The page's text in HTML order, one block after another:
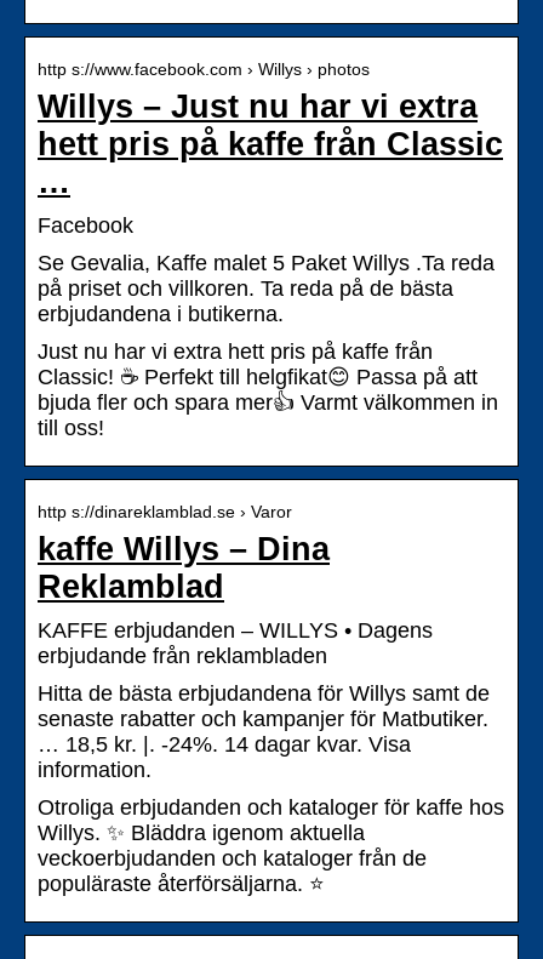
http s://www.facebook.com › Willys › photos
Willys – Just nu har vi extra
hett pris på kaffe från Classic
…
Facebook
Se Gevalia, Kaffe malet 5 Paket Willys .Ta reda
på priset och villkoren. Ta reda på de bästa
erbjudandena i butikerna.
Just nu har vi extra hett pris på kaffe från
Classic! ☕ Perfekt till helgfikat😊 Passa på att
bjuda fler och spara mer👍 Varmt välkommen in
till oss!
http s://dinareklamblad.se › Varor
kaffe Willys – Dina
Reklamblad
KAFFE erbjudanden – WILLYS • Dagens
erbjudande från reklambladen
Hitta de bästa erbjudandena för Willys samt de
senaste rabatter och kampanjer för Matbutiker.
… 18,5 kr. |. -24%. 14 dagar kvar. Visa
information.
Otroliga erbjudanden och kataloger för kaffe hos
Willys. ✨ Bläddra igenom aktuella
veckoerbjudanden och kataloger från de
populäraste återförsäljarna. ⭐